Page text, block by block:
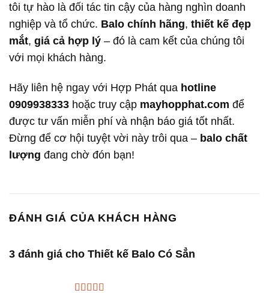
tôi tự hào là đối tác tin cậy của hàng nghìn doanh
nghiệp và tổ chức. Balo chính hãng, thiết kế đẹp
mắt, giá cả hợp lý – đó là cam kết của chúng tôi
với mọi khách hàng.
Hãy liên hệ ngay với Hợp Phát qua hotline
0909938333 hoặc truy cập mayhopphat.com để
được tư vấn miễn phí và nhận báo giá tốt nhất.
Đừng để cơ hội tuyệt vời này trôi qua – balo chất
lượng đang chờ đón bạn!
ĐÁNH GIÁ CỦA KHÁCH HÀNG
3 đánh giá cho Thiết kế Balo Có Sẳn